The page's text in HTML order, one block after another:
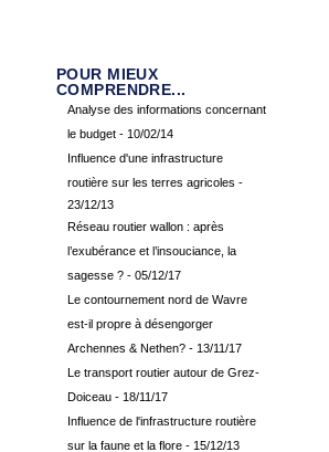
POUR MIEUX
COMPRENDRE...
Analyse des informations concernant
le budget - 10/02/14
Influence d'une infrastructure
routière sur les terres agricoles -
23/12/13
Réseau routier wallon : après
l’exubérance et l’insouciance, la
sagesse ? - 05/12/17
Le contournement nord de Wavre
est-il propre à désengorger
Archennes & Nethen? - 13/11/17
Le transport routier autour de Grez-
Doiceau - 18/11/17
Influence de l'infrastructure routière
sur la faune et la flore - 15/12/13